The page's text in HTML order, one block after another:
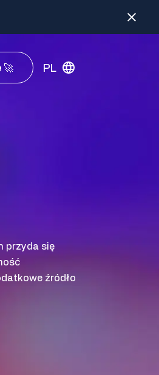
🚀 PL
przyda się
źródło